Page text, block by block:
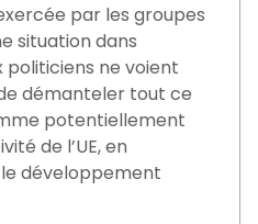
par les groupes
situation dans
politiciens ne voient
démanteler tout ce
potentiellement
de l’UE, en
développement